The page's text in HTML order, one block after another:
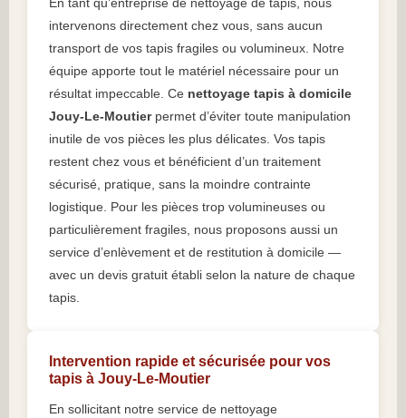
En tant qu’entreprise de nettoyage de tapis, nous
intervenons directement chez vous, sans aucun
transport de vos tapis fragiles ou volumineux. Notre
équipe apporte tout le matériel nécessaire pour un
résultat impeccable. Ce nettoyage tapis à domicile
Jouy-Le-Moutierpermet d’éviter toute manipulation
inutile de vos pièces les plus délicates. Vos tapis
restent chez vous et bénéficient d’un traitement
sécurisé, pratique, sans la moindre contrainte
logistique. Pour les pièces trop volumineuses ou
particulièrement fragiles, nous proposons aussi un
service d’enlèvement et de restitution à domicile —
avec un devis gratuit établi selon la nature de chaque
tapis.
Intervention rapide et sécurisée pour vos
tapis à Jouy-Le-Moutier
En sollicitant notre service de nettoyage